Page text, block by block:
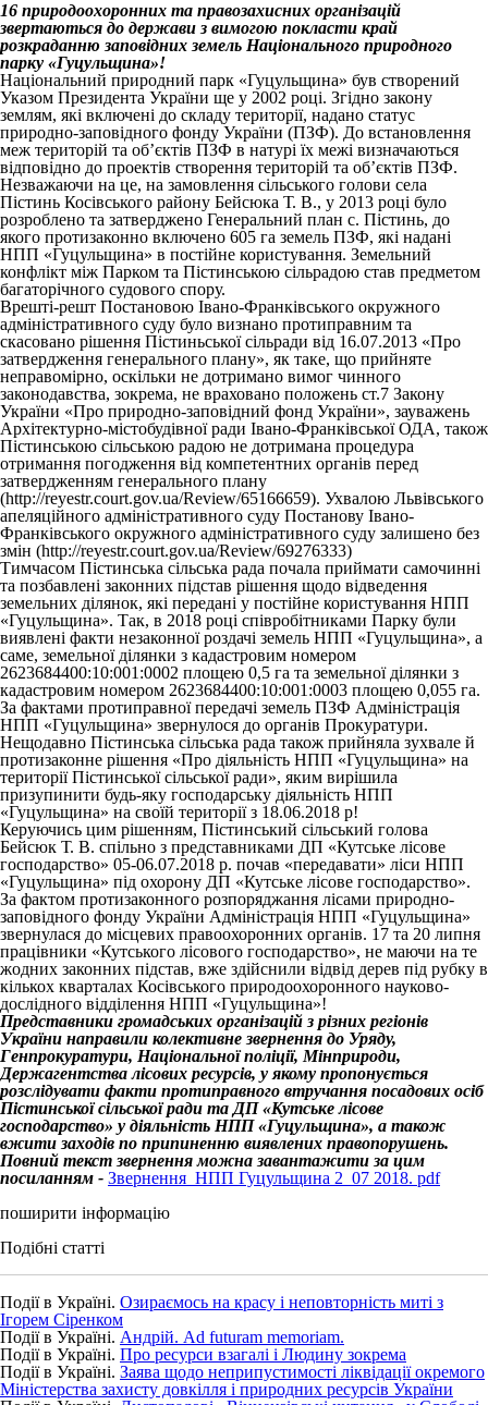
16 природоохоронних та правозахисних організацій
звертаються до держави з вимогою покласти край
розкраданню заповідних земель Національного природного
парку «Гуцульщина»!
Національний природний парк «Гуцульщина» був створений
Указом Президента України ще у 2002 році. Згідно закону
землям, які включені до складу території, надано статус
природно-заповідного фонду України (ПЗФ). До встановлення
меж територій та об’єктів ПЗФ в натурі їх межі визначаються
відповідно до проектів створення територій та об’єктів ПЗФ.
Незважаючи на це, на замовлення сільського голови села
Пістинь Косівського району Бейсюка Т. В., у 2013 році було
розроблено та затверджено Генеральний план с. Пістинь, до
якого протизаконно включено 605 га земель ПЗФ, які надані
НПП «Гуцульщина» в постійне користування. Земельний
конфлікт між Парком та Пістинською сільрадою став предметом
багаторічного судового спору.
Врешті-решт Постановою Івано-Франківського окружного
адміністративного суду було визнано протиправним та
скасовано рішення Пістиньської сільради від 16.07.2013 «Про
затвердження генерального плану», як таке, що прийняте
неправомірно, оскільки не дотримано вимог чинного
законодавства, зокрема, не враховано положень ст.7 Закону
України «Про природно-заповідний фонд України», зауважень
Архітектурно-містобудівної ради Івано-Франківської ОДА, також
Пістинською сільською радою не дотримана процедура
отримання погодження від компетентних органів перед
затвердженням генерального плану
(http://reyestr.court.gov.ua/Review/65166659). Ухвалою Львівського
апеляційного адміністративного суду Постанову Івано-
Франківського окружного адміністративного суду залишено без
змін (http://reyestr.court.gov.ua/Review/69276333)
Тимчасом Пістинська сільська рада почала приймати самочинні
та позбавлені законних підстав рішення щодо відведення
земельних ділянок, які передані у постійне користування НПП
«Гуцульщина». Так, в 2018 році співробітниками Парку були
виявлені факти незаконної роздачі земель НПП «Гуцульщина», а
саме, земельної ділянки з кадастровим номером
2623684400:10:001:0002 площею 0,5 га та земельної ділянки з
кадастровим номером 2623684400:10:001:0003 площею 0,055 га.
За фактами протиправної передачі земель ПЗФ Адміністрація
НПП «Гуцульщина» звернулося до органів Прокуратури.
Нещодавно Пістинська сільська рада також прийняла зухвале й
протизаконне рішення «Про діяльність НПП «Гуцульщина» на
території Пістинської сільської ради», яким вирішила
призупинити будь-яку господарську діяльність НПП
«Гуцульщина» на своїй території з 18.06.2018 р!
Керуючись цим рішенням, Пістинський сільський голова
Бейсюк Т. В. спільно з представниками ДП «Кутське лісове
господарство» 05-06.07.2018 р. почав «передавати» ліси НПП
«Гуцульщина» під охорону ДП «Кутське лісове господарство».
За фактом протизаконного розпоряджання лісами природно-
заповідного фонду України Адміністрація НПП «Гуцульщина»
звернулася до місцевих правоохоронних органів. 17 та 20 липня
працівники «Кутського лісового господарство», не маючи на те
жодних законних підстав, вже здійснили відвід дерев під рубку в
кількох кварталах Косівського природоохоронного науково-
дослідного відділення НПП «Гуцульщина»!
Представники громадських організацій з різних регіонів
України направили колективне звернення до Уряду,
Генпрокуратури, Національної поліції, Мінприроди,
Держагентства лісових ресурсів, у якому пропонується
розслідувати факти протиправного втручання посадових осіб
Пістинської сільської ради та ДП «Кутське лісове
господарство» у діяльність НПП «Гуцульщина», а також
вжити заходів по припиненню виявлених правопорушень.
Повний текст звернення можна завантажити за цим
посиланням - Звернення_НПП Гуцульщина 2_07 2018. pdf
поширити інформацію
Подібні статті
Події в Україні. Озираємось на красу і неповторність миті з
Ігорем Сіренком
Події в Україні. Андрій. Ad futuram memoriam.
Події в Україні. Про ресурси взагалі і Людину зокрема
Події в Україні. Заява щодо неприпустимості ліквідації окремого
Міністерства захисту довкілля і природних ресурсів України